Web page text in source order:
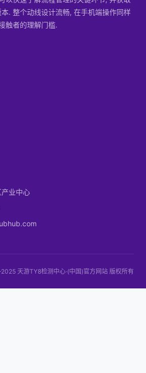
. 整个动线设计流畅, 在手机端操作同样
触者的理解门槛.
业中心
天游TY8检测中心·(中国)官方网站 版权所有